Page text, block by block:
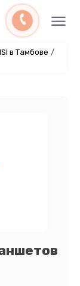
в Тамбове /